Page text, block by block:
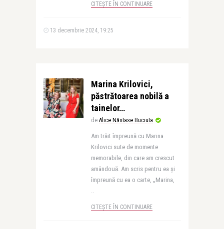
CITEȘTE ÎN CONTINUARE
13 decembrie 2024, 19:25
Marina Krilovici,
păstrătoarea nobilă a
tainelor…
de Alice Năstase Buciuta
Am trăit împreună cu Marina
Krilovici sute de momente
memorabile, din care am crescut
amândouă. Am scris pentru ea și
împreună cu ea o carte, „Marina,
..
CITEȘTE ÎN CONTINUARE